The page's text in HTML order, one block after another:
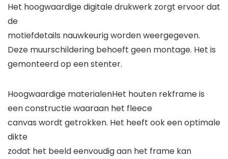
Het hoogwaardige digitale drukwerk zorgt ervoor dat
de
motiefdetails nauwkeurig worden weergegeven.
Deze muurschildering behoeft geen montage. Het is
gemonteerd op een stenter.
Hoogwaardige materialenHet houten rekframe is
een constructie waaraan het fleece
canvas wordt getrokken. Het heeft ook een optimale
dikte
zodat het beeld eenvoudig aan het frame kan